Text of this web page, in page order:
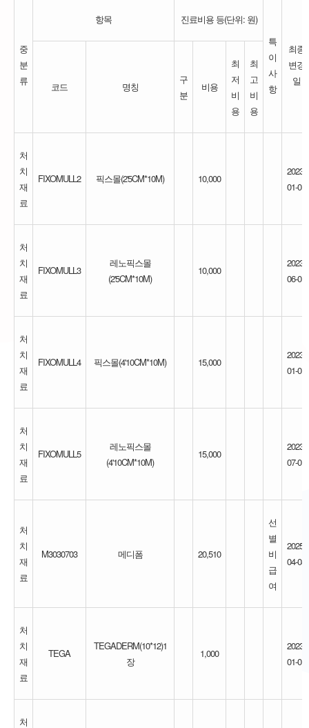
중
분
류
항목
진료비용 등(단위: 원)
특
이
사
항
최종
변경
일
코드 명칭
구
분
비용
최
저
비
용
최
고
비
용
처
치
재
료
FIXOMULL2 픽스몰(2'5CM*10M) 10,000
2023-
01-01
처
치
재
료
FIXOMULL3
레노픽스몰
(2'5CM*10M)
10,000
2023-
06-01
처
치
재
료
FIXOMULL4 픽스몰(4'10CM*10M) 15,000
2023-
01-01
처
치
재
료
FIXOMULL5
레노픽스몰
(4'10CM*10M)
15,000
2023-
07-01
처
치
재
료
M3030703 메디폼 20,510
선
별
비
급
여
2025-
04-08
처
치
재
료
TEGA
TEGADERM(10*12)1
장
1,000
2023-
01-01
처